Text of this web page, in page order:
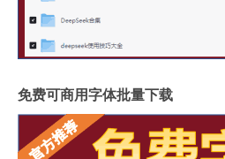
免费可商用字体批量下载